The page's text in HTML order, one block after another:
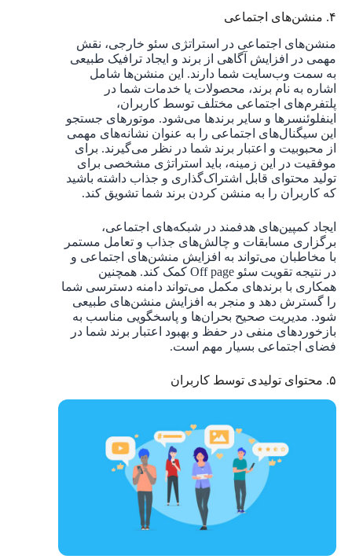
۴. منشن‌های اجتماعی
منشن‌های اجتماعی در استراتژی سئو خارجی، نقش
مهمی در افزایش آگاهی از برند و ایجاد ترافیک طبیعی
به سمت وب‌سایت شما دارند. این منشن‌ها شامل
اشاره به نام برند، محصولات یا خدمات شما در
پلتفرم‌های اجتماعی مختلف توسط کاربران،
اینفلوئنسرها و سایر برندها می‌شود. موتورهای جستجو
این سیگنال‌های اجتماعی را به عنوان نشانه‌های مهمی
از محبوبیت و اعتبار برند شما در نظر می‌گیرند. برای
موفقیت در این زمینه، باید استراتژی مشخصی برای
تولید محتوای قابل اشتراک‌گذاری و جذاب داشته باشید
که کاربران را به منشن کردن برند شما تشویق کند.
ایجاد کمپین‌های هدفمند در شبکه‌های اجتماعی،
برگزاری مسابقات و چالش‌های جذاب و تعامل مستمر
با مخاطبان می‌تواند به افزایش منشن‌های اجتماعی و
در نتیجه تقویت سئو Off page کمک کند. همچنین
همکاری با برندهای مکمل می‌تواند دامنه دسترسی شما
را گسترش دهد و منجر به افزایش منشن‌های طبیعی
شود. مدیریت صحیح بحران‌ها و پاسخگویی مناسب به
بازخوردهای منفی در حفظ و بهبود اعتبار برند شما در
فضای اجتماعی بسیار مهم است.
۵. محتوای تولیدی توسط کاربران